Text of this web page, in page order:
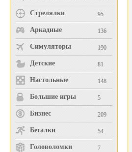
Стрелялки 95
Аркадные 136
Симуляторы 190
Детские 81
Настольные 148
Большие игры 5
Бизнес 209
Бегалки 54
Головоломки 7